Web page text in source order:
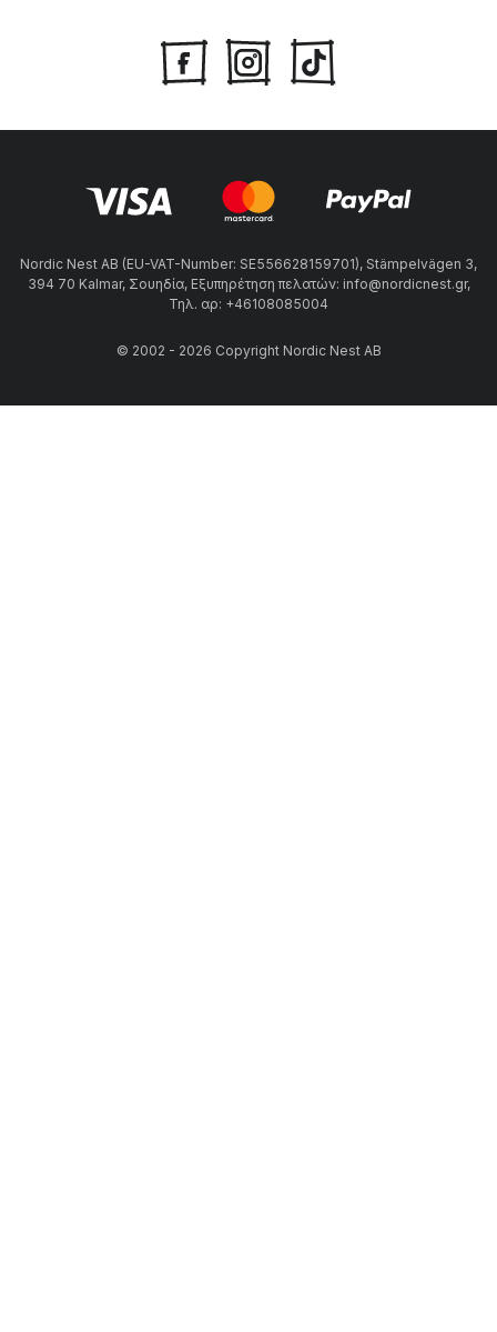
Nordic Nest AB (EU-VAT-Number: SE556628159701), Stämpelvägen 3,
394 70 Kalmar, Σουηδία, Εξυπηρέτηση πελατών: info@nordicnest.gr,
Τηλ. αρ: +46108085004
© 2002 - 2026 Copyright Nordic Nest AB